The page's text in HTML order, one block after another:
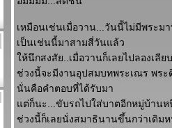
เหมือนเช่นเมื่อวาน...วันนี้ไม่มีพระ
เป็นเช่นนี้มาสามสี่วันแล้ว
ห้นึกสงสัย..เมื่อวานก็เลยไปลองเลีย
ช่วงนี้จะมีงานอุปสมบทพระเณร พร
นั่นคือคำตอบที่ได้รับมา
ต่ก็นะ...ขับรถไปใส่บาตอีกหมู่บ้านห
ช่วงนี้ก็เลยนั่งสมาธินานขึ้นกว่าเดิม